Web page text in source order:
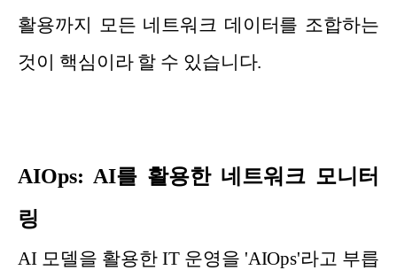
활용까지 모든 네트워크 데이터를 조합하는
것이 핵심이라 할 수 있습니다.
AIOps: AI를 활용한 네트워크 모니터
링
AI 모델을 활용한 IT 운영을 'AIOps'라고 부릅